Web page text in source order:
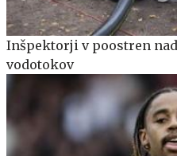
Inšpektorji v poostren
vodotokov